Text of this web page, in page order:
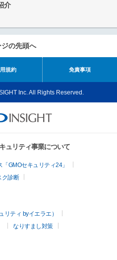
介
ジの先頭へ
規約 免責事項
Inc. All Rights Reserved.
ュリティ事業について
GMOセキュリティ24」
ク診断
ティ byイエラエ）
なりすまし対策